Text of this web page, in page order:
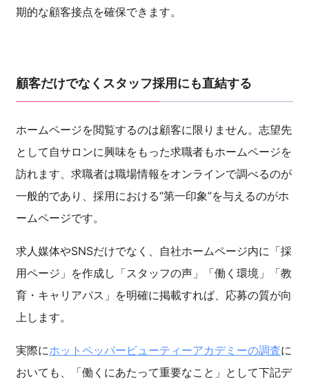
期的な顧客接点を確保できます。
顧客だけでなくスタッフ採用にも直結する
ホームページを閲覧するのは顧客に限りません。志望先
として自サロンに興味をもった求職者もホームページを
訪れます、求職者は職場情報をオンラインで調べるのが
一般的であり、採用における“第一印象”を与えるのがホ
ームページです。
求人媒体やSNSだけでなく、自社ホームページ内に「採
用ページ」を作成し「スタッフの声」「働く環境」「教
育・キャリアパス」を明確に掲載すれば、応募の質が向
上します。
実際にホットペッパービューティーアカデミーの調査に
おいても、「働くにあたって重要なこと」として下記デ